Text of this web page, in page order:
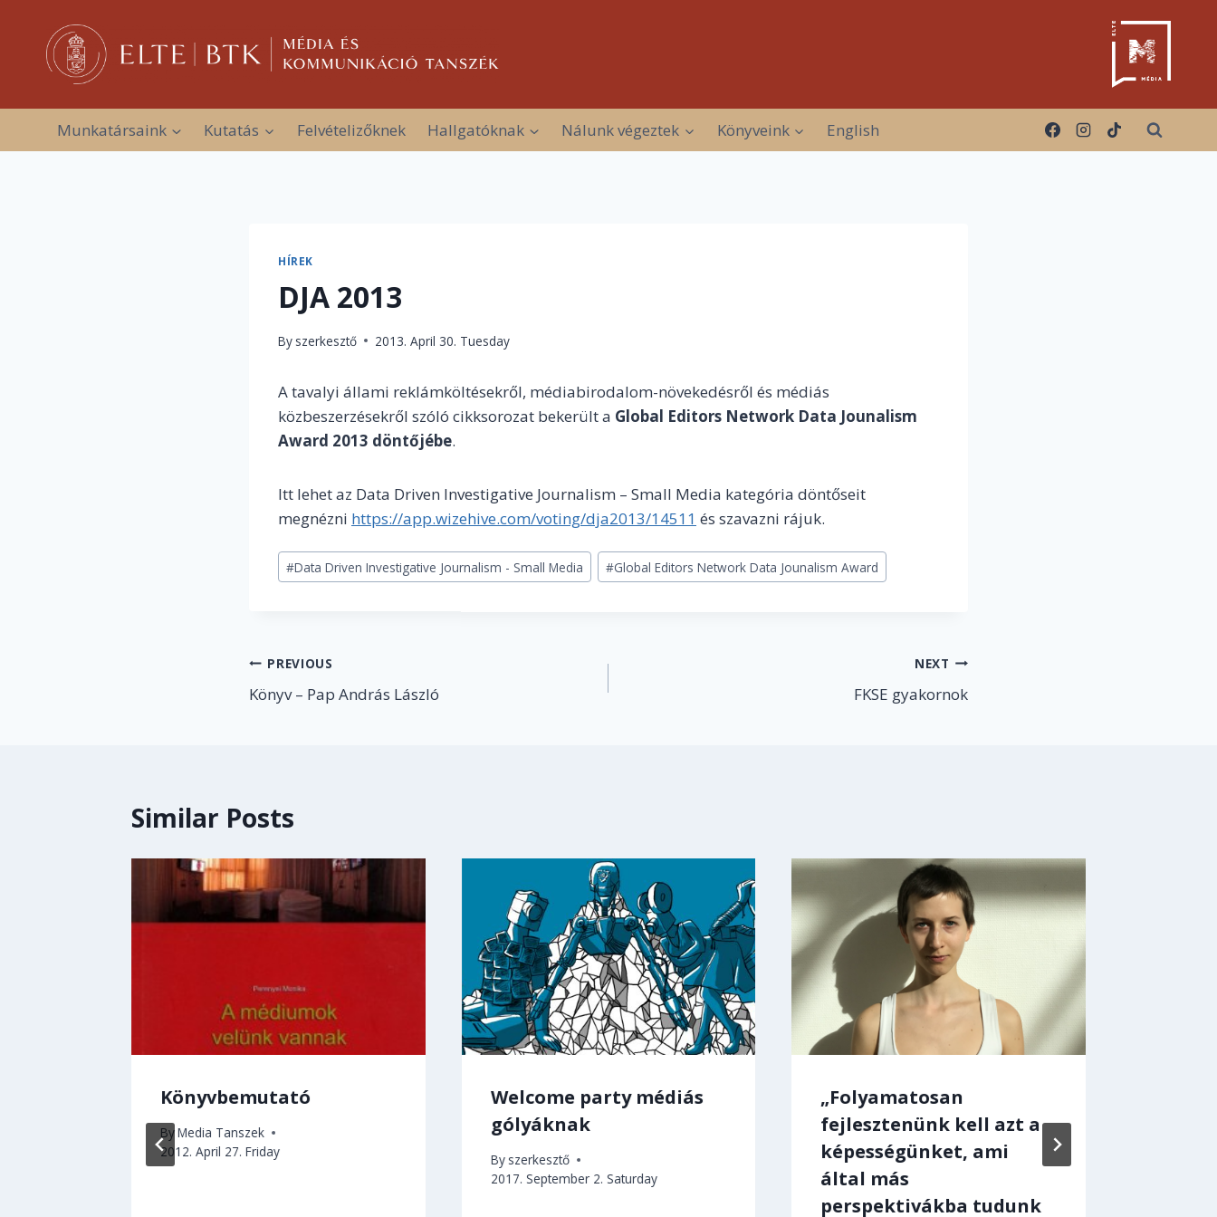
content
Munkatársaink Kutatás Felvételizőknek Hallgatóknak Nálunk végeztek Könyveink English
HÍREK
DJA 2013
By szerkesztő 2013. April 30. Tuesday
A tavalyi állami reklámköltésekről, médiabirodalom-növekedésről és médiás
közbeszerzésekről szóló cikksorozat bekerült a Global Editors Network Data Jounalism
Award 2013 döntőjébe.
Itt lehet az Data Driven Investigative Journalism – Small Media kategória döntőseit
megnézni https://app.wizehive.com/voting/dja2013/14511 és szavazni rájuk.
Post
Tags:
#Data Driven Investigative Journalism - Small Media #Global Editors Network Data Jounalism Award
Post
navigation
PREVIOUS
Könyv – Pap András László
NEXT
FKSE gyakornok
Similar Posts
Könyvbemutató
ByMedia Tanszek
2012. April 27. Friday
Welcome party médiás
gólyáknak
By szerkesztő
2017. September 2. Saturday
„Folyamatosan
fejlesztenünk kell azt a
képességünket, ami
által más
perspektivákba tudunk